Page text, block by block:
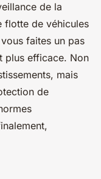
de la
flotte de véhicules
faites un pas
plus efficace. Non
mais
de